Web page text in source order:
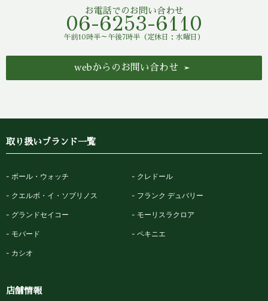
お電話でのお問い合わせ
06-6253-6110
午前10時半～午後7時半（定休日：水曜日）
webからのお問い合わせ
取り扱いブランド一覧
ボール・ウォッチ クレドール
クエルボ・イ・ソブリノス フランク デュバリー
グランドセイコー モーリスラクロア
モバード ペキニエ
カシオ
店舗情報